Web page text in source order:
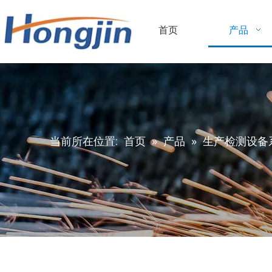
首页 产品
当前所在位置: 首页 » 产品 » 生产检测设备